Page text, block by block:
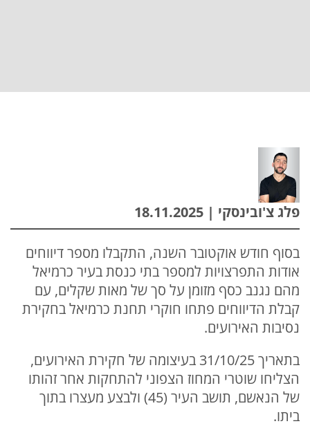
פלג צ'ובינסקי | 18.11.2025
בסוף חודש אוקטובר השנה, התקבלו מספר דיווחים
אודות התפרצויות למספר בתי כנסת בעיר כרמיאל
מהם נגנב כסף מזומן על סך של מאות שקלים, עם
קבלת הדיווחים פתחו חוקרי תחנת כרמיאל בחקירת
נסיבות האירועים.
בתאריך 31/10/25 בעיצומה של חקירת האירועים,
הצליחו שוטרי המחוז הצפוני להתחקות אחר זהותו
של הנאשם, תושב העיר (45) ולבצע מעצרו בתוך
ביתו.